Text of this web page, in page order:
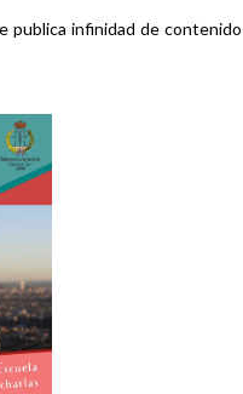
publica infinidad de contenidos